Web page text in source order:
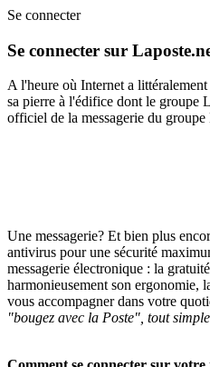
Se connecter
Se connecter sur
A l'heure où Internet a
sa pierre à l'édifice dont le groupe
officiel de la messagerie du groupe
Une messagerie? Et bien plus
antivirus pour une sécurité
messagerie électronique : la
harmonieusement son ergonomie,
vous accompagner dans votre
"bougez avec la Poste", tout